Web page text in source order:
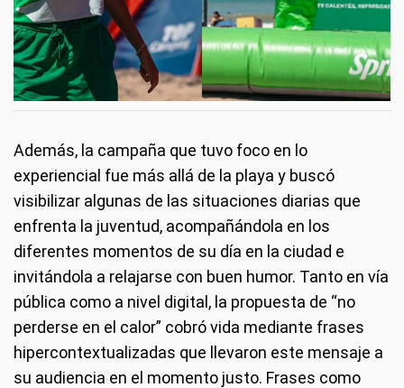
Además, la campaña que tuvo foco en lo
experiencial fue más allá de la playa y buscó
visibilizar algunas de las situaciones diarias que
enfrenta la juventud, acompañándola en los
diferentes momentos de su día en la ciudad e
invitándola a relajarse con buen humor. Tanto en vía
pública como a nivel digital, la propuesta de “no
perderse en el calor” cobró vida mediante frases
hipercontextualizadas que llevaron este mensaje a
su audiencia en el momento justo. Frases como